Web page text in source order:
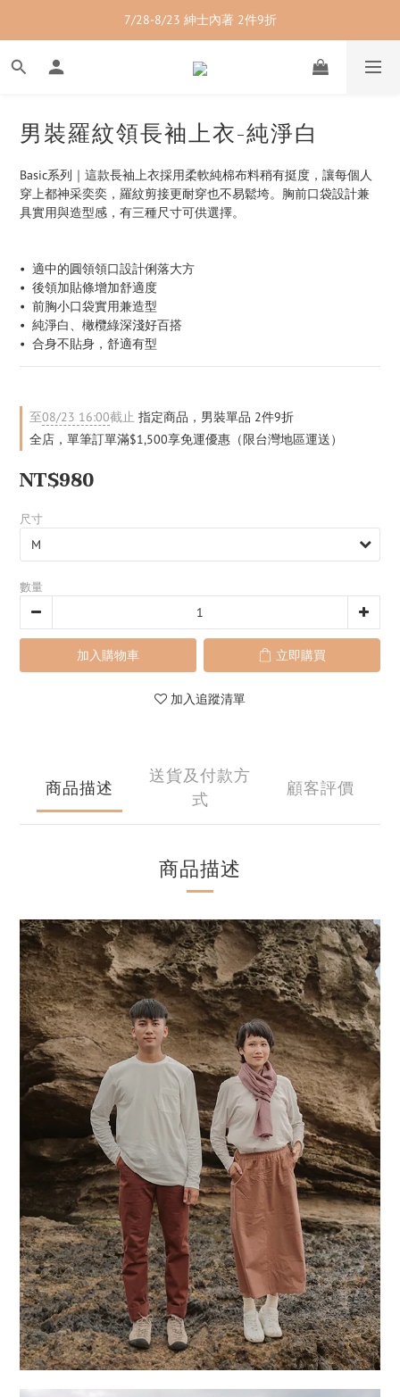
7/28-8/23 紳士內著 2件9折
7/28-8/23 紳士內著 2件9折
7/28-8/23 男裝單品 2件9折
7/28-8/23 紳士內著 2件9折
男裝羅紋領長袖上衣-純淨白
Basic系列｜這款長袖上衣採用柔軟純棉布料稍有挺度，讓每個人
穿上都神采奕奕，羅紋剪接更耐穿也不易鬆垮。胸前口袋設計兼
具實用與造型感，有三種尺寸可供選擇。
•  適中的圓領領口設計俐落大方
•  後領加貼條增加舒適度
•  前胸小口袋實用兼造型
•  純淨白、橄欖綠深淺好百搭
•  合身不貼身，舒適有型
至08/23 16:00截止 指定商品，男裝單品 2件9折
全店，單筆訂單滿$1,500享免運優惠（限台灣地區運送）
NT$980
尺寸
數量
加入購物車 立即購買
加入追蹤清單
商品描述
送貨及付款方
式
顧客評價
商品描述